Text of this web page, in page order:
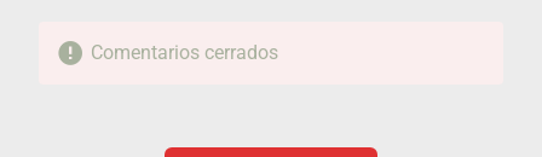
Comentarios cerrados